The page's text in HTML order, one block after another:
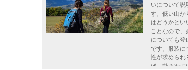
いについて説
す。低い山か
はどうかとい
ことなので
についても登
です。服装に
性が求められ
ば、動きやす